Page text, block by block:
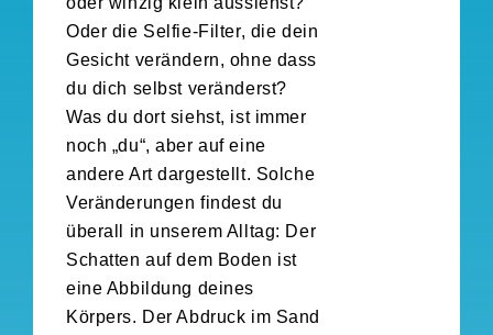
Oder die Selfie-Filter, die dein
Gesicht verändern, ohne dass
du dich selbst veränderst?
Was du dort siehst, ist immer
noch „du“, aber auf eine
andere Art dargestellt. Solche
Veränderungen findest du
überall in unserem Alltag: Der
Schatten auf dem Boden ist
eine Abbildung deines
Körpers. Der Abdruck im Sand